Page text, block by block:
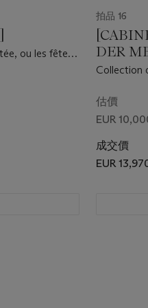
ou les fêtes
[-1674]
拍品 16
DER
(1632-
Collection
1685 et
估價
EUR
成交價
EUR